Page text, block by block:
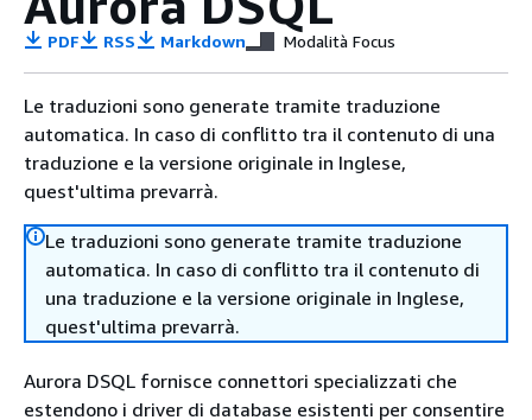
PDF RSS Markdown Modalità Focus
Le traduzioni sono generate tramite traduzione
automatica. In caso di conflitto tra il contenuto di una
traduzione e la versione originale in Inglese,
quest'ultima prevarrà.
Le traduzioni sono generate tramite traduzione
automatica. In caso di conflitto tra il contenuto di
una traduzione e la versione originale in Inglese,
quest'ultima prevarrà.
Aurora DSQL fornisce connettori specializzati che
estendono i driver di database esistenti per consentire